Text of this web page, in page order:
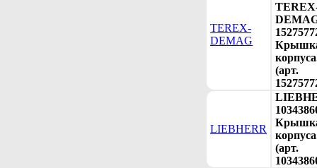
TEREX-
DEMAG
(арт.
LIEBHERR
(арт.